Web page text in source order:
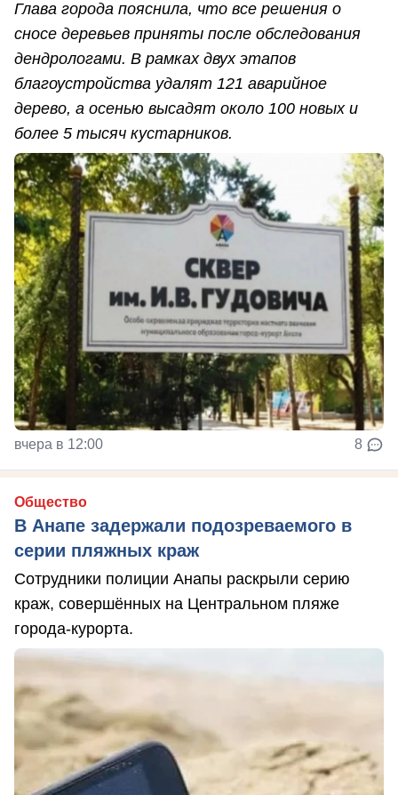
Глава города пояснила, что все решения о
сносе деревьев приняты после обследования
дендрологами. В рамках двух этапов
благоустройства удалят 121 аварийное
дерево, а осенью высадят около 100 новых и
более 5 тысяч кустарников.
вчера в 12:00 8
Общество
В Анапе задержали подозреваемого в
серии пляжных краж
Сотрудники полиции Анапы раскрыли серию
краж, совершённых на Центральном пляже
города-курорта.